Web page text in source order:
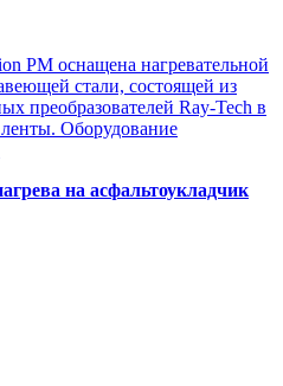
PM оснащена нагревательной
стали, состоящей из
преобразователей Ray-Tech в
Оборудование
на асфальтоукладчик